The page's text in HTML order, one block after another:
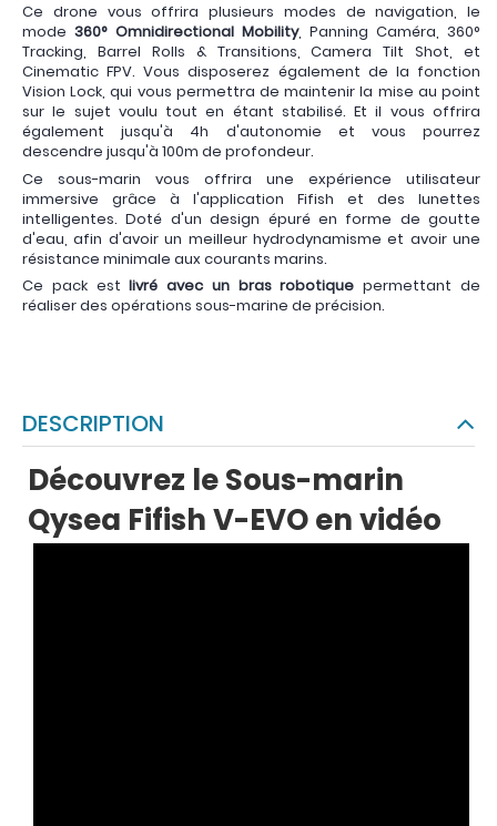
Ce drone vous offrira plusieurs modes de navigation, le
mode 360° Omnidirectional Mobility, Panning Caméra, 360°
Tracking, Barrel Rolls & Transitions, Camera Tilt Shot, et
Cinematic FPV. Vous disposerez également de la fonction
Vision Lock, qui vous permettra de maintenir la mise au point
sur le sujet voulu tout en étant stabilisé. Et il vous offrira
également jusqu'à 4h d'autonomie et vous pourrez
descendre jusqu'à 100m de profondeur.
Ce sous-marin vous offrira une expérience utilisateur
immersive grâce à l'application Fifish et des lunettes
intelligentes. Doté d'un design épuré en forme de goutte
d'eau, afin d'avoir un meilleur hydrodynamisme et avoir une
résistance minimale aux courants marins.
Ce pack estlivré avec un bras robotique permettant de
réaliser des opérations sous-marine de précision.
DESCRIPTION
Découvrez le Sous-marin
Qysea Fifish V-EVO en vidéo